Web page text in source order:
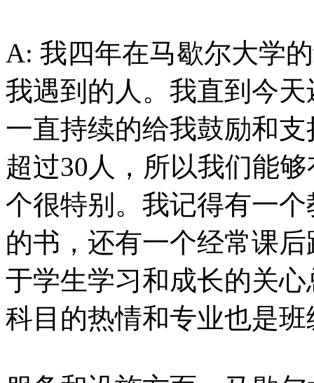
A: 我四年在马歇尔大学
我遇到的人。我直到今
一直持续的给我鼓励和
超过30人，所以我们能
个很特别。我记得有一
的书，还有一个经常课
于学生学习和成长的关
科目的热情和专业也是